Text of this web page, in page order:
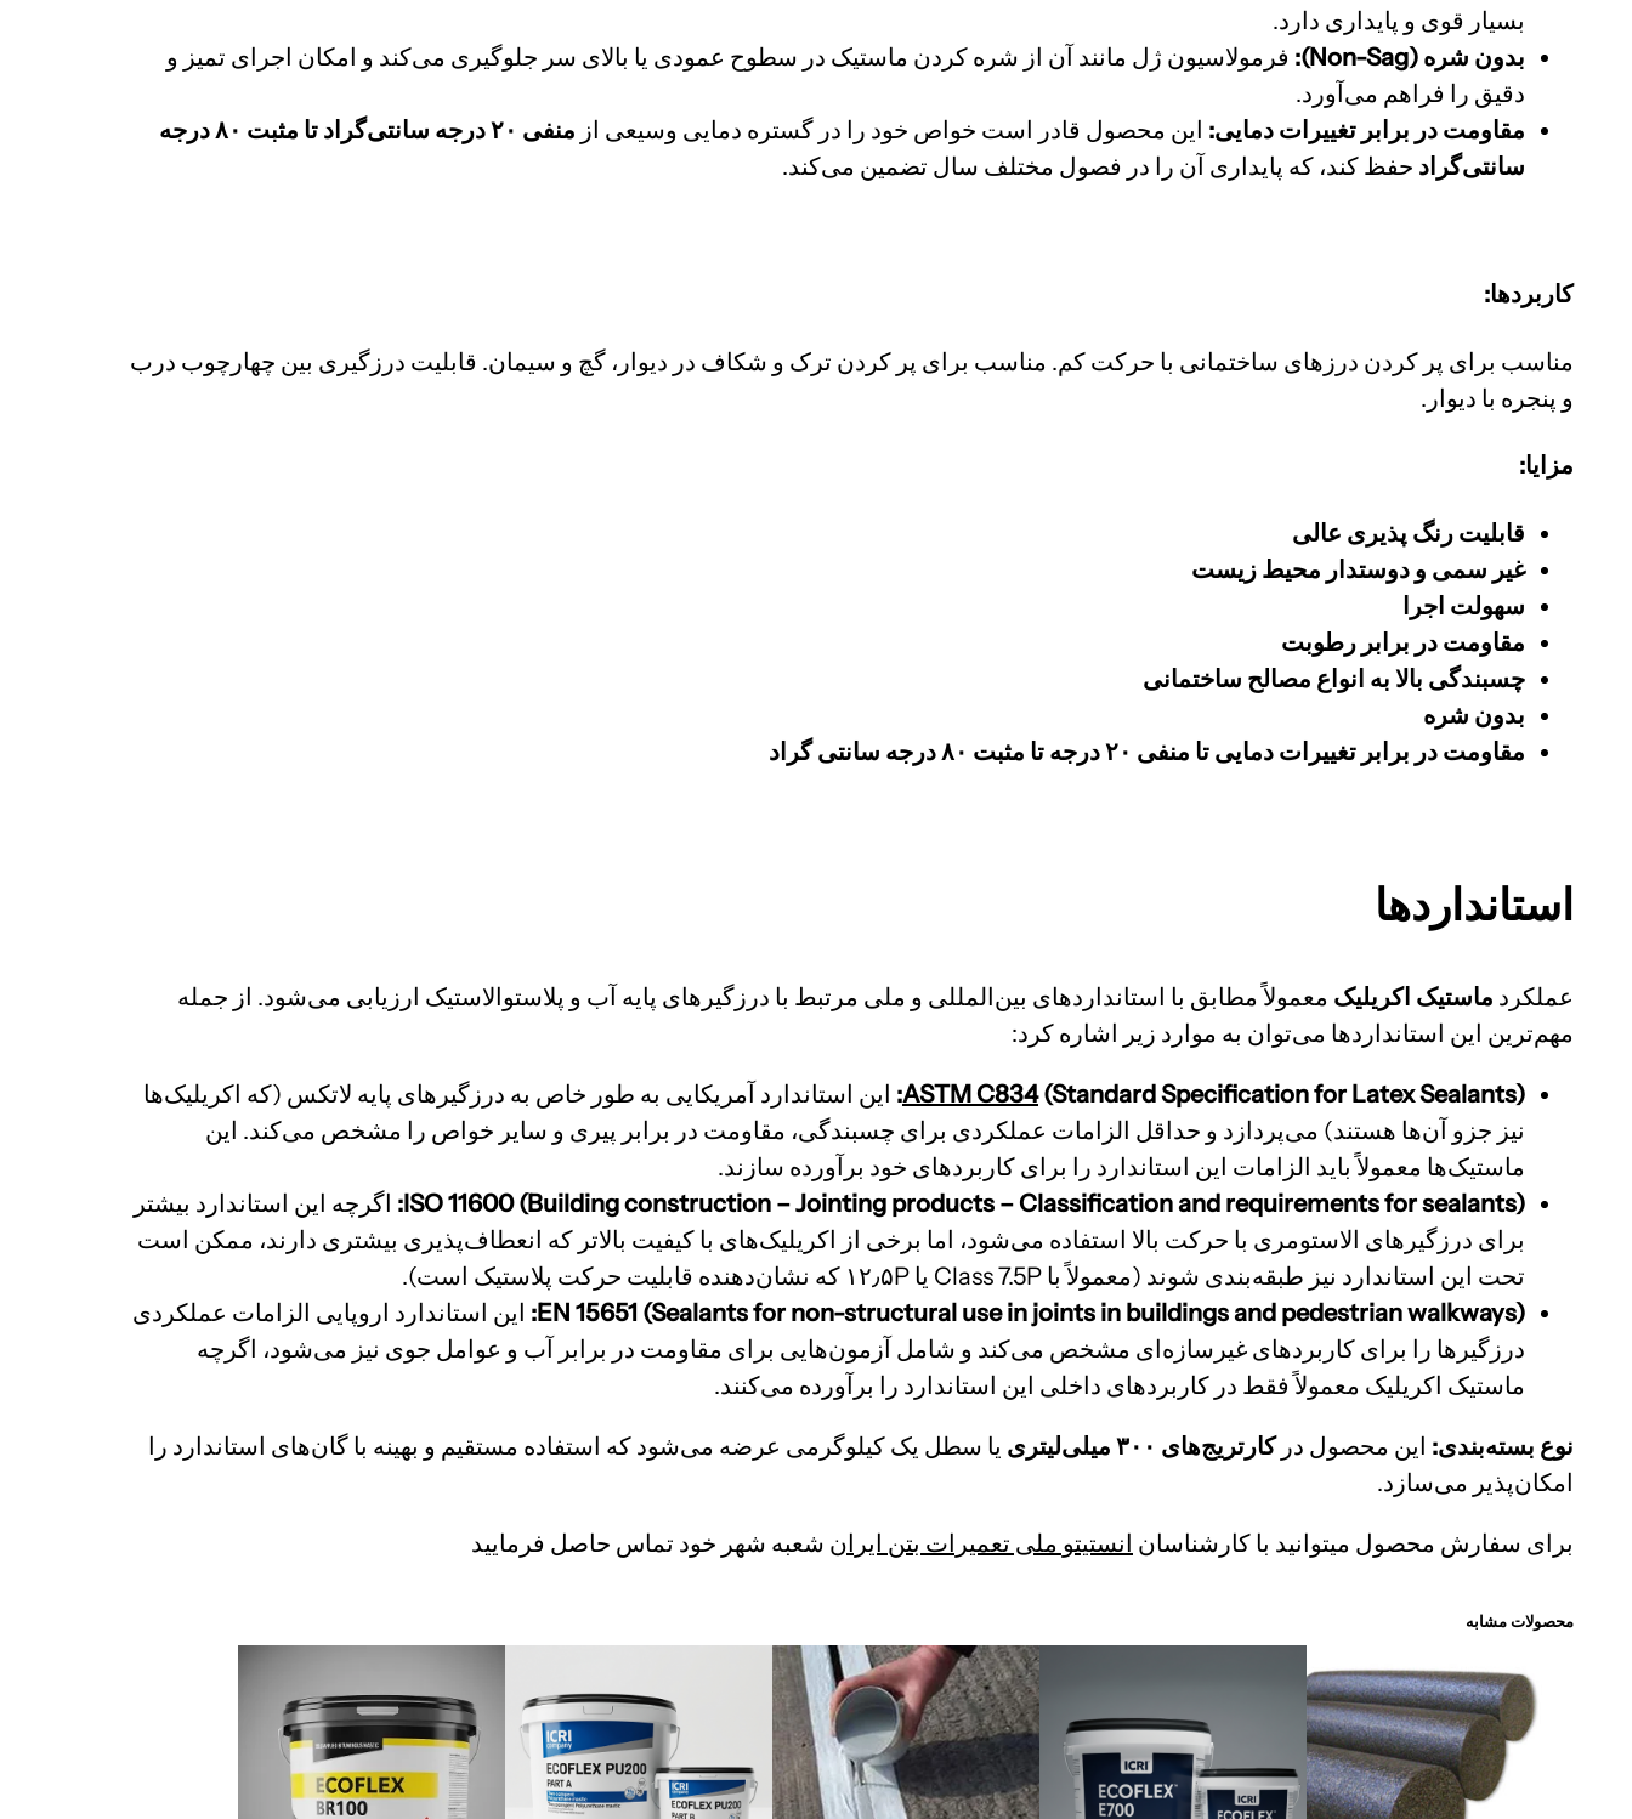
بسیار قوی و پایداری دارد.
بدون شره (Non-Sag):
فرمولاسیون ژل مانند آن از شره کردن ماستیک در سطوح عمودی یا بالای سر جلوگیری می‌کند و امکان اجرای تمیز و
دقیق را فراهم می‌آورد.
مقاومت در برابر تغییرات دمایی: این محصول قادر است خواص خود را در گستره دمایی وسیعی از
منفی ۲۰ درجه سانتی‌گراد تا مثبت ۸۰ درجه
سانتی‌گراد حفظ کند، که پایداری آن را در فصول مختلف سال تضمین می‌کند.
کاربردها:
مناسب برای پر کردن درزهای ساختمانی با حرکت کم. مناسب برای پر کردن ترک و شکاف در دیوار، گچ و سیمان. قابلیت درزگیری بین چهارچوب درب
و پنجره با دیوار.
مزایا:
قابلیت رنگ پذیری عالی
غیر سمی و دوستدار محیط زیست
سهولت اجرا
مقاومت در برابر رطوبت
چسبندگی بالا به انواع مصالح ساختمانی
بدون شره
مقاومت در برابر تغییرات دمایی تا منفی ۲۰ درجه تا مثبت ۸۰ درجه سانتی گراد
استانداردها
عملکرد ماستیک اکریلیک معمولاً مطابق با استانداردهای بین‌المللی و ملی مرتبط با درزگیرهای پایه آب و پلاستوالاستیک ارزیابی می‌شود. از جمله
مهم‌ترین این استانداردها می‌توان به موارد زیر اشاره کرد:
ASTM C834(Standard Specification for Latex Sealants):
این استاندارد آمریکایی به طور خاص به درزگیرهای پایه لاتکس (که اکریلیک‌ها
نیز جزو آن‌ها هستند) می‌پردازد و حداقل الزامات عملکردی برای چسبندگی، مقاومت در برابر پیری و سایر خواص را مشخص می‌کند. این
ماستیک‌ها معمولاً باید الزامات این استاندارد را برای کاربردهای خود برآورده سازند.
ISO 11600 (Building construction – Jointing products – Classification and requirements for sealants): اگرچه این استاندارد بیشتر
برای درزگیرهای الاستومری با حرکت بالا استفاده می‌شود، اما برخی از اکریلیک‌های با کیفیت بالاتر که انعطاف‌پذیری بیشتری دارند، ممکن است
تحت این استاندارد نیز طبقه‌بندی شوند (معمولاً با Class 7.5P یا ۱۲٫۵P که نشان‌دهنده قابلیت حرکت پلاستیک است).
EN 15651 (Sealants for non-structural use in joints in buildings and pedestrian walkways): این استاندارد اروپایی الزامات عملکردی
درزگیرها را برای کاربردهای غیرسازه‌ای مشخص می‌کند و شامل آزمون‌هایی برای مقاومت در برابر آب و عوامل جوی نیز می‌شود، اگرچه
ماستیک اکریلیک معمولاً فقط در کاربردهای داخلی این استاندارد را برآورده می‌کنند.
نوع بسته‌بندی: این محصول درکارتریج‌های ۳۰۰ میلی‌لیتری
یا سطل یک کیلوگرمی عرضه می‌شود که استفاده مستقیم و بهینه با گان‌های استاندارد را
امکان‌پذیر می‌سازد.
برای سفارش محصول میتوانید با کارشناسان انستیتو ملی تعمیرات بتن ایران شعبه شهر خود تماس حاصل فرمایید
محصولات مشابه